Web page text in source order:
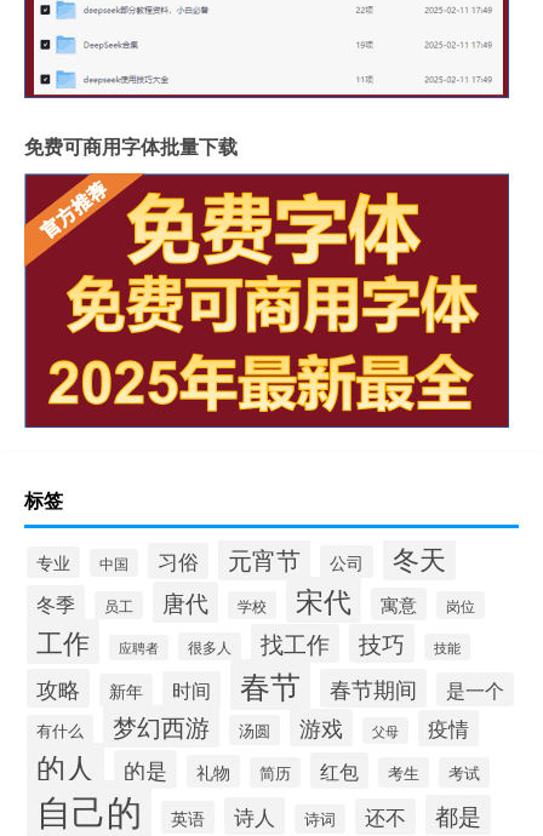
免费可商用字体批量下载
标签
专业 中国 习俗 元宵节 公司 冬天
冬季 员工 唐代 学校 宋代 寓意 岗位
工作 应聘者 很多人 找工作 技巧 技能
攻略 新年 时间 春节 春节期间 是一个
有什么 梦幻西游 汤圆 游戏 父母 疫情
的人 的是 礼物 简历 红包 考生 考试
自己的 英语 诗人 诗词 还不 都是